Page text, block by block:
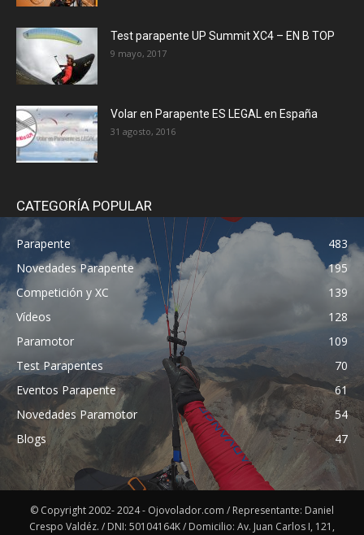
Test parapente UP Summit XC4 – EN B TOP
9 mayo, 2017
Volar en Parapente ES LEGAL en España
31 agosto, 2016
CATEGORÍA POPULAR
Parapente
483
Novedades Parapente
195
Competición y XC
139
Vídeos
128
Paramotor
109
Test Parapentes
70
Eventos Parapente
61
Novedades Paramotor
54
Blogs
47
© Copyright 2002- 2024 - Ojovolador.com / Representante: Daniel
Crespo Valdéz. / DNI: 50104164K / Domicilio: Av. Juan Carlos I, 121,